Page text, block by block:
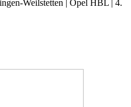
Weilstetten | Opel HBL | 4.